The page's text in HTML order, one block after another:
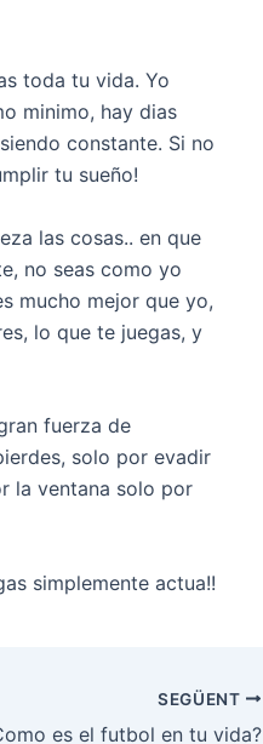
toda tu vida. Yo
minimo, hay dias
constante. Si no
tu sueño!
las cosas.. en que
no seas como yo
mucho mejor que yo,
lo que te juegas, y
fuerza de
solo por evadir
la ventana solo por
simplemente actua!!
SEGÜENT
es el futbol en tu vida?